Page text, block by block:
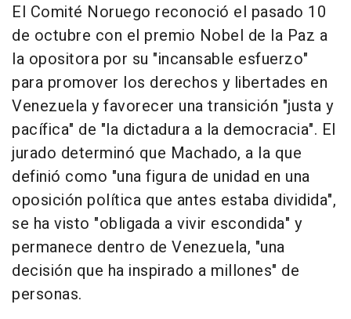
El Comité Noruego reconoció el pasado 10
de octubre con el premio Nobel de la Paz a
la opositora por su "incansable esfuerzo"
para promover los derechos y libertades en
Venezuela y favorecer una transición "justa y
pacífica" de "la dictadura a la democracia". El
jurado determinó que Machado, a la que
definió como "una figura de unidad en una
oposición política que antes estaba dividida",
se ha visto "obligada a vivir escondida" y
permanece dentro de Venezuela, "una
decisión que ha inspirado a millones" de
personas.